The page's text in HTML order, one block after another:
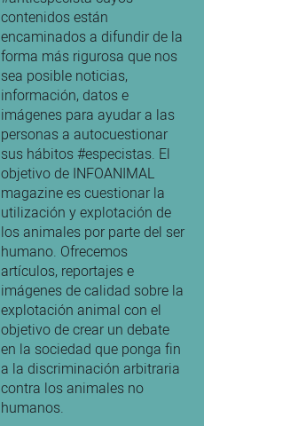
contenidos están
encaminados a difundir de la
forma más rigurosa que nos
sea posible noticias,
información, datos e
imágenes para ayudar a las
personas a autocuestionar
sus hábitos #especistas. El
objetivo de INFOANIMAL
magazine es cuestionar la
utilización y explotación de
los animales por parte del ser
humano. Ofrecemos
artículos, reportajes e
imágenes de calidad sobre la
explotación animal con el
objetivo de crear un debate
en la sociedad que ponga fin
a la discriminación arbitraria
contra los animales no
humanos.